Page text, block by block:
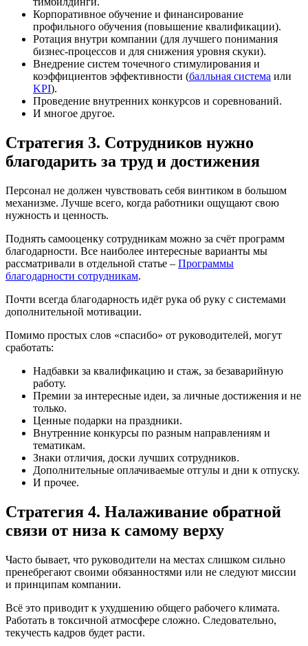
Корпоративное обучение и финансирование
профильного обучения (повышение квалификации).
Ротация внутри компании (для лучшего понимания
бизнес-процессов и для снижения уровня скуки).
Внедрение систем точечного стимулирования и
коэффициентов эффективности (балльная система или
KPI).
Проведение внутренних конкурсов и соревнований.
И многое другое.
Стратегия 3. Сотрудников нужно
благодарить за труд и достижения
Персонал не должен чувствовать себя винтиком в большом
механизме. Лучше всего, когда работники ощущают свою
нужность и ценность.
Поднять самооценку сотрудникам можно за счёт программ
благодарности. Все наиболее интересные варианты мы
рассматривали в отдельной статье – Программы
благодарности сотрудникам.
Почти всегда благодарность идёт рука об руку с системами
дополнительной мотивации.
Помимо простых слов «спасибо» от руководителей, могут
сработать:
Надбавки за квалификацию и стаж, за безаварийную
работу.
Премии за интересные идеи, за личные достижения и не
только.
Ценные подарки на праздники.
Внутренние конкурсы по разным направлениям и
тематикам.
Знаки отличия, доски лучших сотрудников.
Дополнительные оплачиваемые отгулы и дни к отпуску.
И прочее.
Стратегия 4. Налаживание обратной
связи от низа к самому верху
Часто бывает, что руководители на местах слишком сильно
пренебрегают своими обязанностями или не следуют миссии
и принципам компании.
Всё это приводит к ухудшению общего рабочего климата.
Работать в токсичной атмосфере сложно. Следовательно,
текучесть кадров будет расти.